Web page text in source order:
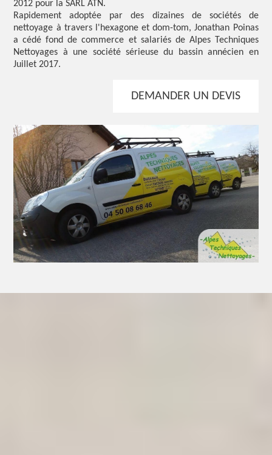
2012 pour la SARL ATN.
Rapidement adoptée par des dizaines de sociétés de
nettoyage à travers l'hexagone et dom-tom, Jonathan Poinas
a cédé fond de commerce et salariés de Alpes Techniques
Nettoyages à une société sérieuse du bassin annécien en
Juillet 2017.
DEMANDER UN DEVIS